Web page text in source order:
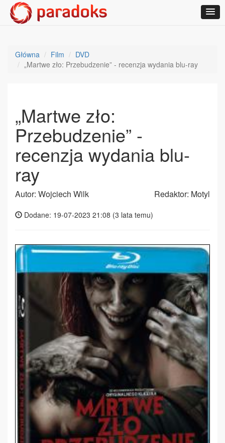
Główna Film
DVD
„Martwe zło: Przebudzenie” - recenzja wydania blu-ray
„Martwe zło:
Przebudzenie” -
recenzja wydania blu-
ray
Autor: Wojciech Wilk Redaktor: Motyl
Dodane: 19-07-2023 21:08 (3 lata temu)